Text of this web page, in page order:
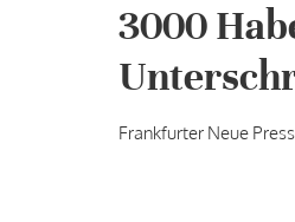
3000
Frankfurter Neue